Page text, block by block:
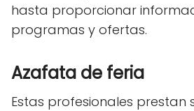
hasta proporcionar
programas y ofertas.
Azafata de feria
Estas profesionales prestan